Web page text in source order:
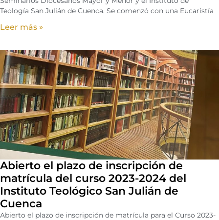
Teología San Julián de Cuenca. Se comenzó con una Eucaristía
Leer más »
Abierto el plazo de inscripción de
matrícula del curso 2023-2024 del
Instituto Teológico San Julián de
Cuenca
Abierto el plazo de inscripción de matrícula para el Curso 2023-